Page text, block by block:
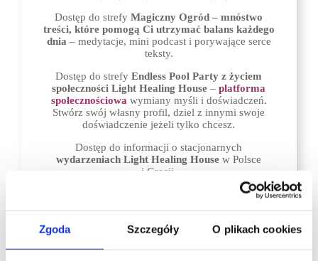
Zgoda Szczegóły O plikach cookies
Dostęp do strefyMagiczny Ogród – mnóstwo
treści, które pomogą Ci utrzymać balans każdego
dnia – medytacje, mini podcast i porywające serce
teksty.
Dostęp do strefyEndless Pool Party z życiem
społeczności Light Healing House – platforma
społecznościowa wymiany myśli i doświadczeń.
Stwórz swój własny profil, dziel z innymi swoje
doświadczenie jeżeli tylko chcesz.
Dostęp do informacji ostacjonarnych
wydarzeniach Light Healing Housew Polsce
i Grecji
dołączenia do programu
automatycznie co miesiąc.Anuluj w dowolnym